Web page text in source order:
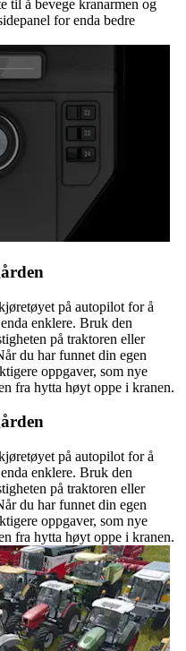
til å bevege kranarmen og
for enda bedre
på autopilot for å
enklere. Bruk den
på traktoren eller
du har funnet din egen
oppgaver, som nye
fra hytta høyt oppe i kranen.
på autopilot for å
enklere. Bruk den
på traktoren eller
du har funnet din egen
oppgaver, som nye
fra hytta høyt oppe i kranen.